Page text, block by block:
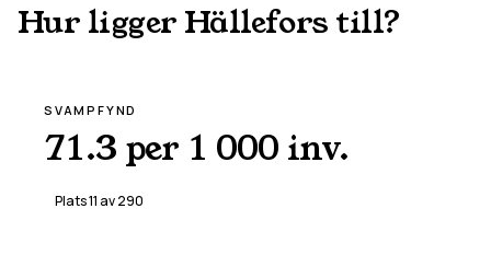
Hur ligger Hällefors till?
SVAMPFYND
71.3 per 1 000 inv.
Plats11 av290